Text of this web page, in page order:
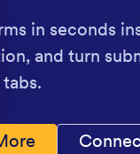
in seconds
and turn